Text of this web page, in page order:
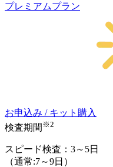
プレミアムプラン
お申込み / キット購入
検査期間 ※2
スピード検査： 3～5日
（通常:7～9日）